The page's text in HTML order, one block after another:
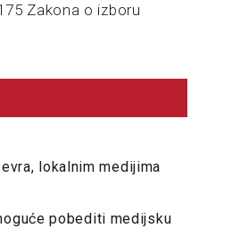
Zakona o izboru
lokalnim medijima
pobediti medijsku